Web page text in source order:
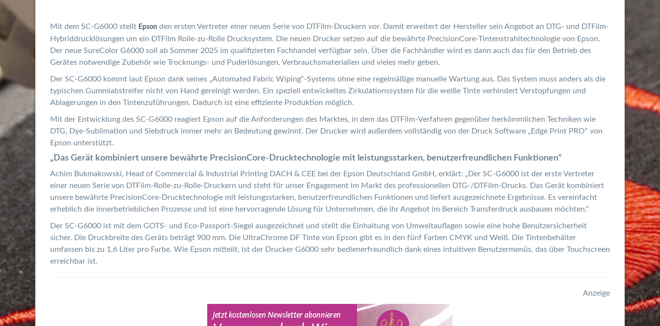
Mit dem SC-G6000 stellt Epson den ersten Vertreter einer neuen Serie von DTFilm-Druckern vor. Damit erweitert der Hersteller sein Angebot an DTG- und DTFilm-
Hybriddrucklösungen um ein DTFilm Rolle-zu-Rolle Drucksystem. Die neuen Drucker setzen auf die bewährte PrecisionCore-Tintenstrahltechnologie von Epson.
Der neue SureColor G6000 soll ab Sommer 2025 im qualifizierten Fachhandel verfügbar sein. Über die Fachhändler wird es dann auch das für den Betrieb des
Gerätes notwendige Zubehör wie Trocknungs- und Puderlösungen, Verbrauchsmaterialien und vieles mehr geben.
Der SC-G6000 kommt laut Epson dank seines „Automated Fabric Wiping“-Systems ohne eine regelmäßige manuelle Wartung aus. Das System muss anders als die
typischen Gummiabstreifer nicht von Hand gereinigt werden. Ein speziell entwickeltes Zirkulationssystem für die weiße Tinte verhindert Verstopfungen und
Ablagerungen in den Tintenzuführungen. Dadurch ist eine effiziente Produktion möglich.
Mit der Entwicklung des SC-G6000 reagiert Epson auf die Anforderungen des Marktes, in dem das DTFilm-Verfahren gegenüber herkömmlichen Techniken wie
DTG, Dye-Sublimation und Siebdruck immer mehr an Bedeutung gewinnt. Der Drucker wird außerdem vollständig von der Druck Software „Edge Print PRO“ von
Epson unterstützt.
„Das Gerät kombiniert unsere bewährte PrecisionCore-Drucktechnologie mit leistungsstarken, benutzerfreundlichen Funktionen“
Achim Bukmakowski, Head of Commercial & Industrial Printing DACH & CEE bei der Epson Deutschland GmbH, erklärt: „Der SC-G6000 ist der erste Vertreter
einer neuen Serie von DTFilm-Rolle-zu-Rolle-Druckern und steht für unser Engagement im Markt des professionellen DTG-/DTFilm-Drucks. Das Gerät kombiniert
unsere bewährte PrecisionCore-Drucktechnologie mit leistungsstarken, benutzerfreundlichen Funktionen und liefert ausgezeichnete Ergebnisse. Es vereinfacht
erheblich die innerbetrieblichen Prozesse und ist eine hervorragende Lösung für Unternehmen, die ihr Angebot im Bereich Transferdruck ausbauen möchten.“
Der SC-G6000 ist mit dem GOTS- und Eco-Passport-Siegel ausgezeichnet und stellt die Einhaltung von Umweltauflagen sowie eine hohe Benutzersicherheit
sicher. Die Druckbreite des Geräts beträgt 900 mm. Die UltraChrome DF Tinte von Epson gibt es in den fünf Farben CMYK und Weiß. Die Tintenbehälter
umfassen bis zu 1,6 Liter pro Farbe. Wie Epson mitteilt, ist der Drucker G6000 sehr bedienerfreundlich dank eines intuitiven Benutzermenüs, das über Touchscreen
erreichbar ist.
Anzeige